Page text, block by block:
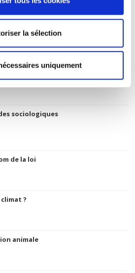
la sélection
uniquement
sujet
Thema: Politique et gouvernement
sociologiques
de la loi
?
animale